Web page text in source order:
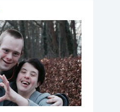
Wanneer sociaal
inclusie elkaar
Wij begeleiden
realisatie van
woon- en
- als gids,
kritische partner.Om
zoeken wij een